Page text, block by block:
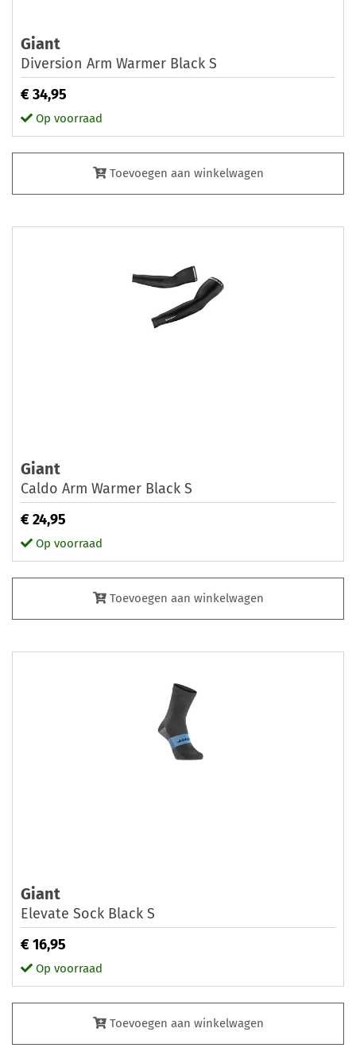
Giant
Diversion Arm Warmer Black S
€ 34,95
Op voorraad
Toevoegen aan winkelwagen
Giant
Caldo Arm Warmer Black S
€ 24,95
Op voorraad
Toevoegen aan winkelwagen
Giant
Elevate Sock Black S
€ 16,95
Op voorraad
Toevoegen aan winkelwagen